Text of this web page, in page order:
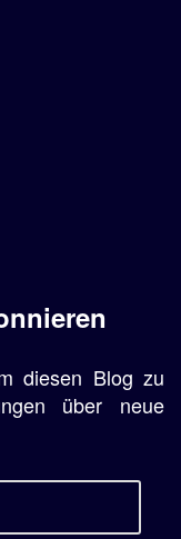
diesen Blog zu
über neue